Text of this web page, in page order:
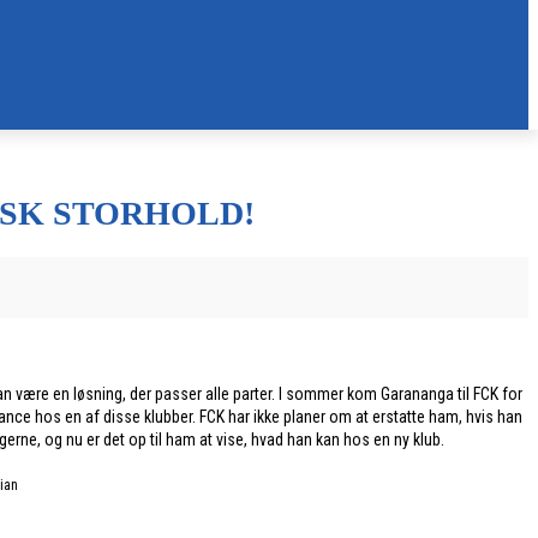
STORHOLD!
være en løsning, der passer alle parter. I sommer kom Garananga til FCK for
hos en af disse klubber. FCK har ikke planer om at erstatte ham, hvis han
og nu er det op til ham at vise, hvad han kan hos en ny klub.